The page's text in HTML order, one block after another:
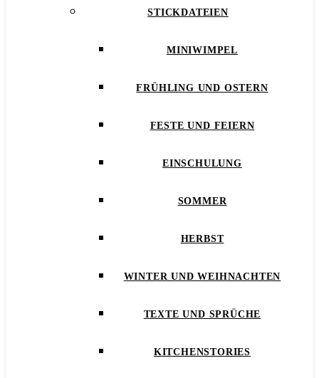
STICKDATEIEN
MINIWIMPEL
FRÜHLING UND OSTERN
FESTE UND FEIERN
EINSCHULUNG
SOMMER
HERBST
WINTER UND WEIHNACHTEN
TEXTE UND SPRÜCHE
KITCHENSTORIES